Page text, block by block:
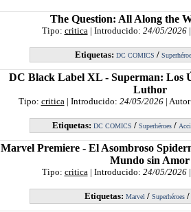
The Question: All Along the
Tipo: critica| Introducido: 24/05/2026|
Etiquetas: DC COMICS /
DC Black Label XL - Superman: Los
Luthor
Tipo: critica| Introducido: 24/05/2026|
Etiquetas: DC COMICS / Superhéroes/
Marvel Premiere - El Asombroso
Mundo sin Amor
Tipo: critica| Introducido: 24/05/2026|
Etiquetas: Marvel/ Superhéroes/